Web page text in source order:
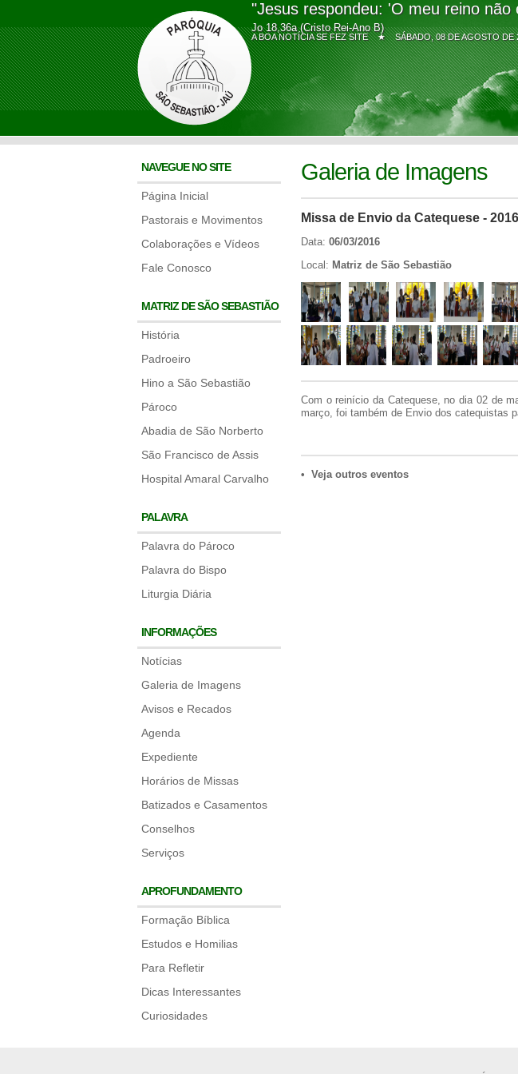
"Jesus respondeu: 'O meu reino não
Jo 18,36a (Cristo Rei-Ano B)
A BOA NOTÍCIA SE FEZ SITE ★SÁBADO, 08 DE AGOSTO
NAVEGUE NO SITE
Página Inicial
Pastorais e Movimentos
Colaborações e Vídeos
Fale Conosco
MATRIZ DE SÃO SEBASTIÃO
História
Padroeiro
Hino a São Sebastião
Pároco
Abadia de São Norberto
São Francisco de Assis
Hospital Amaral Carvalho
PALAVRA
Palavra do Pároco
Palavra do Bispo
Liturgia Diária
INFORMAÇÕES
Notícias
Galeria de Imagens
Avisos e Recados
Agenda
Expediente
Horários de Missas
Batizados e Casamentos
Conselhos
Serviços
APROFUNDAMENTO
Formação Bíblica
Estudos e Homilias
Para Refletir
Dicas Interessantes
Curiosidades
Galeria de Imagens
Missa de Envio da Catequese - 2016
Data: 06/03/2016
Local: Matriz de São Sebastião
Com o reinício da Catequese, no dia 02 de
março, foi também de Envio dos catequistas
• Veja outros eventos